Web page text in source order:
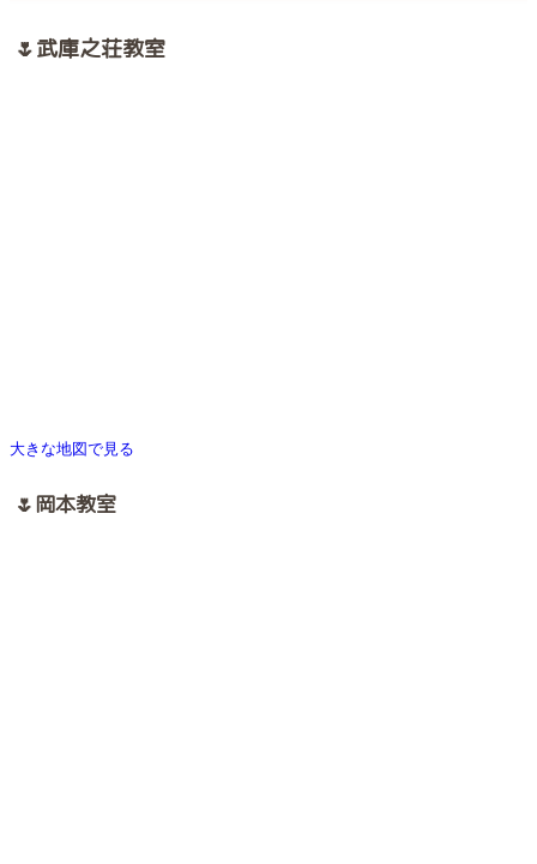
🌷武庫之荘教室
大きな地図で見る
🌷岡本教室